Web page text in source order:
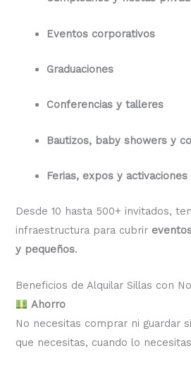
Eventos corporativos
Graduaciones
Conferencias y talleres
Bautizos, baby showers y
Ferias, expos y
Desde 10 hasta 500+ invitados,
infraestructura para cubrir
y pequeños.
Beneficios de Alquilar Sillas con
Ahorro
No necesitas comprar ni guardar
que necesitas, cuando lo